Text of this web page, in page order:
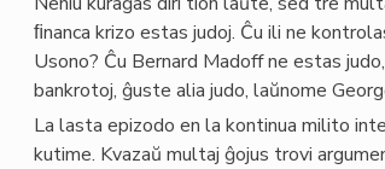
ﬁnanca krizo estas judoj. Ĉu ili ne
Usono? Ĉu Bernard Madoff ne estas
bankrotoj, ĝuste alia judo, laŭnome
La lasta epizodo en la kontinua milito
kutime. Kvazaŭ multaj ĝojus trovi